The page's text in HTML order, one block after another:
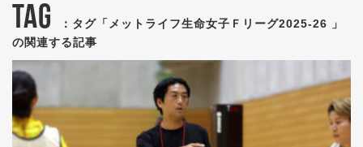
TAG
：タグ「メットライフ生命女子Ｆリーグ2025-26 」
の関連する記事